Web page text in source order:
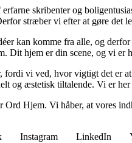
erfarne skribenter og
stræber vi efter at gøre det
kan komme fra alle, og
Dit hjem er din scene, og vi er
fordi vi ved, hvor vigtigt det er
og æstetisk tiltalende. Vi er
Ord Hjem. Vi håber, at vores
Instagram LinkedIn